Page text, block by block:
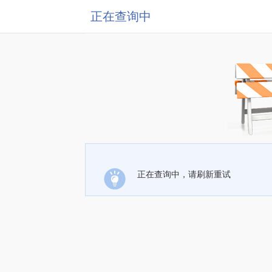
正在查询中
正在查询中，请刷新重试